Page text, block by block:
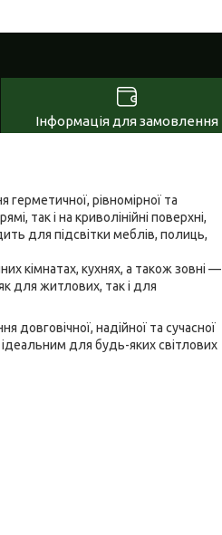
Інформація для замовлення
рівномірної та
так і на криволінійні поверхні,
для підсвітки меблів, полиць,
кімнатах, кухнях, а також зовні —
для житлових, так і для
довговічної, надійної та сучасної
ідеальним для будь-яких світлових